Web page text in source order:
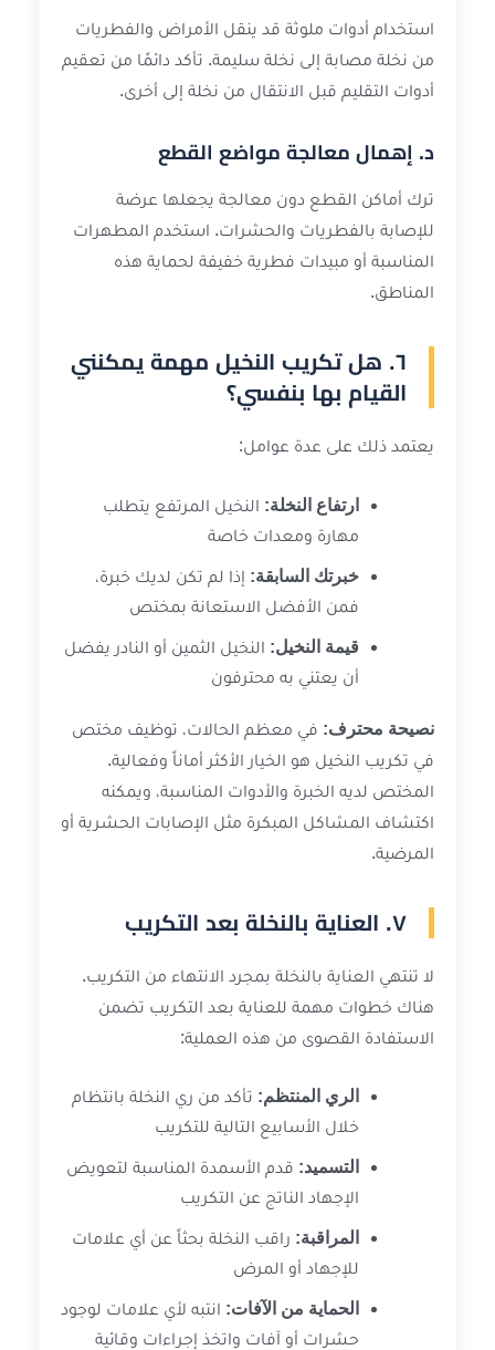
استخدام أدوات ملوثة قد ينقل الأمراض والفطريات
من نخلة مصابة إلى نخلة سليمة. تأكد دائمًا من تعقيم
أدوات التقليم قبل الانتقال من نخلة إلى أخرى.
د. إهمال معالجة مواضع القطع
ترك أماكن القطع دون معالجة يجعلها عرضة
للإصابة بالفطريات والحشرات. استخدم المطهرات
المناسبة أو مبيدات فطرية خفيفة لحماية هذه
المناطق.
٦. هل تكريب النخيل مهمة يمكنني
القيام بها بنفسي؟
يعتمد ذلك على عدة عوامل:
ارتفاع النخلة: النخيل المرتفع يتطلب
مهارة ومعدات خاصة
خبرتك السابقة: إذا لم تكن لديك خبرة،
فمن الأفضل الاستعانة بمختص
قيمة النخيل: النخيل الثمين أو النادر يفضل
أن يعتني به محترفون
نصيحة محترف: في معظم الحالات، توظيف مختص
في تكريب النخيل هو الخيار الأكثر أماناً وفعالية.
المختص لديه الخبرة والأدوات المناسبة، ويمكنه
اكتشاف المشاكل المبكرة مثل الإصابات الحشرية أو
المرضية.
٧. العناية بالنخلة بعد التكريب
لا تنتهي العناية بالنخلة بمجرد الانتهاء من التكريب.
هناك خطوات مهمة للعناية بعد التكريب تضمن
الاستفادة القصوى من هذه العملية:
الري المنتظم: تأكد من ري النخلة بانتظام
خلال الأسابيع التالية للتكريب
التسميد: قدم الأسمدة المناسبة لتعويض
الإجهاد الناتج عن التكريب
المراقبة: راقب النخلة بحثاً عن أي علامات
للإجهاد أو المرض
الحماية من الآفات: انتبه لأي علامات لوجود
حشرات أو آفات واتخذ إجراءات وقائية